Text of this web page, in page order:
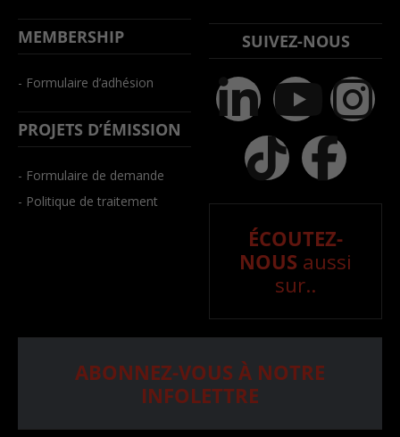
MEMBERSHIP
- Formulaire d’adhésion
PROJETS D’ÉMISSION
- Formulaire de demande
- Politique de traitement
SUIVEZ-NOUS
ÉCOUTEZ-
NOUS aussi
sur..
ABONNEZ-VOUS À NOTRE
INFOLETTRE